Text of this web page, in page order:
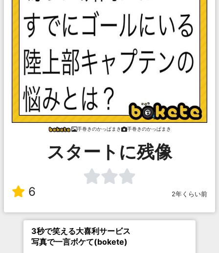
手巻きのかっぱまき 手巻きのかっぱまき
スタートに残像
6 2年くらい前
3秒で笑える大喜利サービス
写真で一言ボケて(bokete)